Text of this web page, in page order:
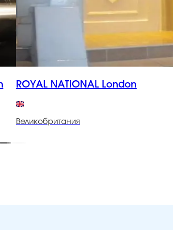
ROYAL NATIONAL London
Великобритания